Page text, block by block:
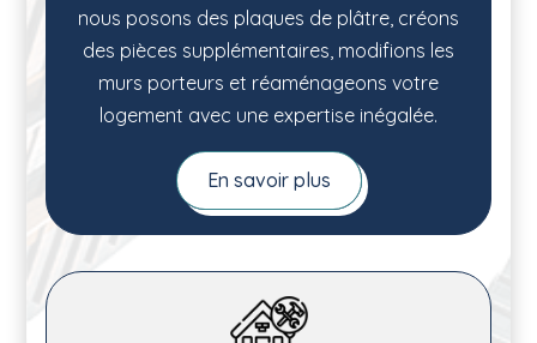
nous posons des plaques de plâtre, créons
des pièces supplémentaires, modifions les
murs porteurs et réaménageons votre
logement avec une expertise inégalée.
En savoir plus